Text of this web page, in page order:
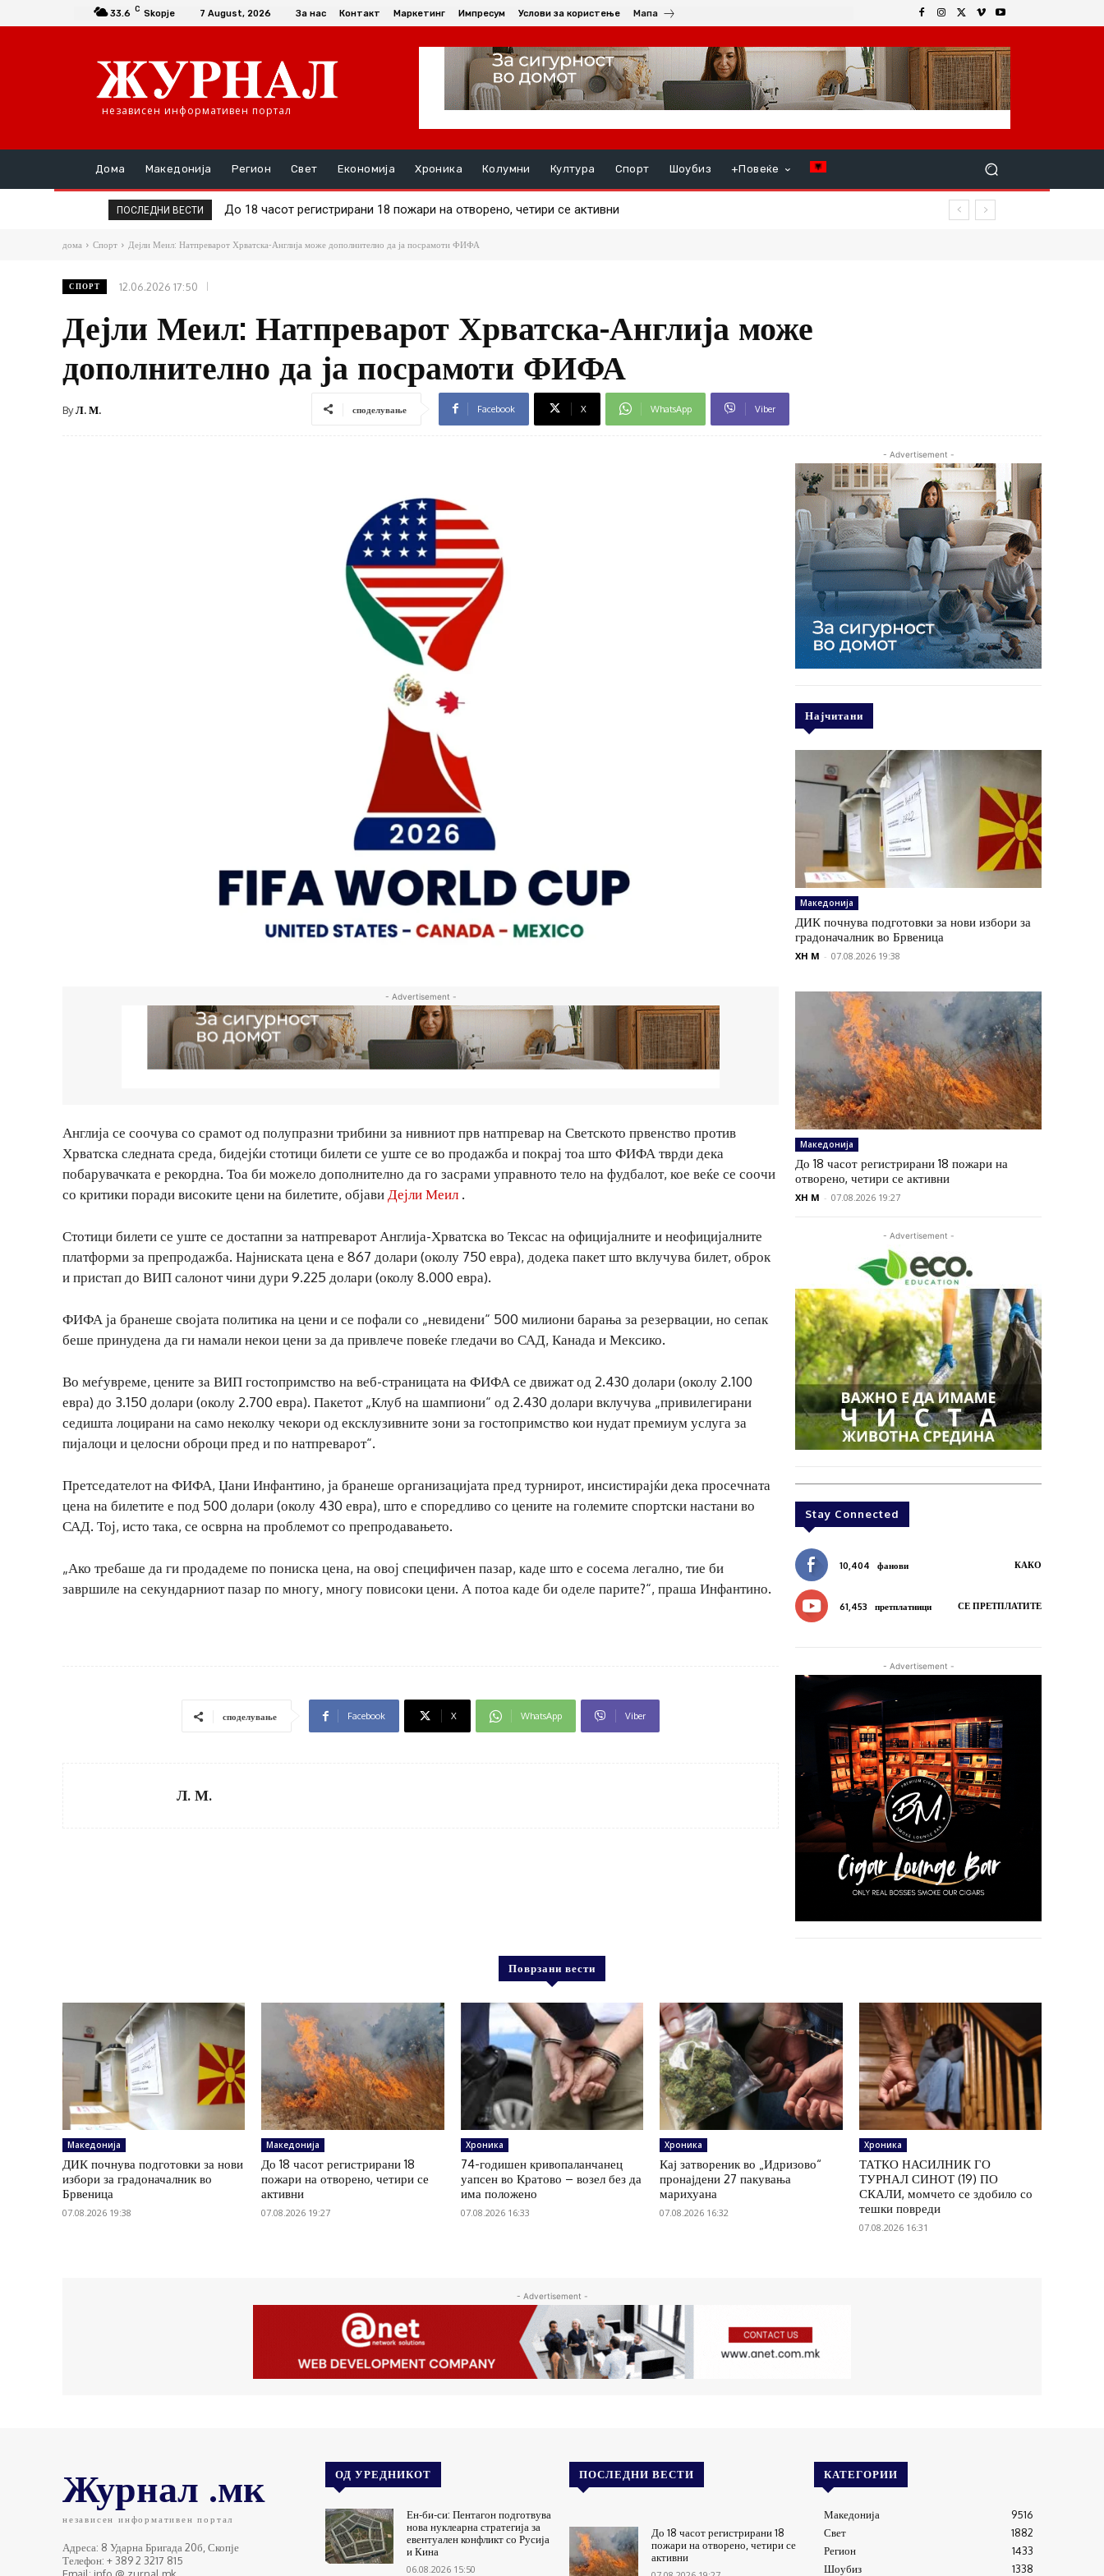
33.6 C Skopje 7 August, 2026 За нас Контакт Маркетинг Импресум Услови за користење Мапа
независен информативен портал
Дома Македонија Регион Свет Економија Хроника Колумни Култура Спорт Шоубиз +Повеќе
ПОСЛЕДНИ ВЕСТИ До 18 часот регистрирани 18 пожари на отворено, четири се активни
74-годишен кривопаланчанец уапсен во Кратово – возел без да има положено
дома Спорт Дејли Меил: Натпреварот Хрватска-Англија може дополнително да ја посрамоти ФИФА
СПОРТ 12.06.2026 17:50
Дејли Меил: Натпреварот Хрватска-Англија може
дополнително да ја посрамоти ФИФА
ByЛ. М. споделување Facebook X WhatsApp Viber
- Advertisement -
Англија се соочува со срамот од полупразни трибини за нивниот прв натпревар на Светското првенство против
Хрватска следната среда, бидејќи стотици билети се уште се во продажба и покрај тоа што ФИФА тврди дека
побарувачката е рекордна. Тоа би можело дополнително да го засрами управното тело на фудбалот, кое веќе се соочи
со критики поради високите цени на билетите, објави Дејли Меил .
Стотици билети се уште се достапни за натпреварот Англија-Хрватска во Тексас на официјалните и неофицијалните
платформи за препродажба. Најниската цена е 867 долари (околу 750 евра), додека пакет што вклучува билет, оброк
и пристап до ВИП салонот чини дури 9.225 долари (околу 8.000 евра).
ФИФА ја бранеше својата политика на цени и се пофали со „невидени“ 500 милиони барања за резервации, но сепак
беше принудена да ги намали некои цени за да привлече повеќе гледачи во САД, Канада и Мексико.
Во меѓувреме, цените за ВИП гостопримство на веб-страницата на ФИФА се движат од 2.430 долари (околу 2.100
евра) до 3.150 долари (околу 2.700 евра). Пакетот „Клуб на шампиони“ од 2.430 долари вклучува „привилегирани
седишта лоцирани на само неколку чекори од ексклузивните зони за гостопримство кои нудат премиум услуга за
пијалоци и целосни оброци пред и по натпреварот“.
Претседателот на ФИФА, Џани Инфантино, ја бранеше организацијата пред турнирот, инсистирајќи дека просечната
цена на билетите е под 500 долари (околу 430 евра), што е споредливо со цените на големите спортски настани во
САД. Тој, исто така, се осврна на проблемот со препродавањето.
„Ако требаше да ги продадеме по пониска цена, на овој специфичен пазар, каде што е сосема легално, тие би
завршиле на секундарниот пазар по многу, многу повисоки цени. А потоа каде би оделе парите?“, праша Инфантино.
споделување Facebook X WhatsApp Viber
Л. М.
- Advertisement -
Најчитани
Македонија
ДИК почнува подготовки за нови избори за
градоначалник во Брвеница
XH M - 07.08.2026 19:38
Македонија
До 18 часот регистрирани 18 пожари на
отворено, четири се активни
XH M - 07.08.2026 19:27
- Advertisement -
Stay Connected
10,404 фанови КАКО
61,453 претплатници СЕ ПРЕТПЛАТИТЕ
- Advertisement -
Поврзани вести
Македонија
ДИК почнува подготовки за нови
избори за градоначалник во
Брвеница
07.08.2026 19:38
Македонија
До 18 часот регистрирани 18
пожари на отворено, четири се
активни
07.08.2026 19:27
Хроника
74-годишен кривопаланчанец
уапсен во Кратово – возел без да
има положено
07.08.2026 16:33
Хроника
Кај затвореник во „Идризово“
пронајдени 27 пакувања
марихуана
07.08.2026 16:32
Хроника
ТАТКО НАСИЛНИК ГО
ТУРНАЛ СИНОТ (19) ПО
СКАЛИ, момчето се здобило со
тешки повреди
07.08.2026 16:31
- Advertisement -
Журнал .мк
независен информативен портал
Адреса: 8 Ударна Бригада 20б, Скопје
Телефон: + 389 2 3217 815
ОД УРЕДНИКОТ
Ен-би-си: Пентагон подготвува
нова нуклеарна стратегија за
евентуален конфликт со Русија
и Кина
06.08.2026 15:50
ПОСЛЕДНИ ВЕСТИ
До 18 часот регистрирани 18
пожари на отворено, четири се
активни
КАТЕГОРИИ
Македонија
9516
Свет
1882
Регион
1433
Шоубиз
1338